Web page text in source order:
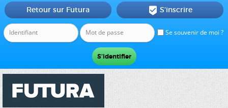
Se souvenir de moi ?
Retour sur Futura  S'inscrire